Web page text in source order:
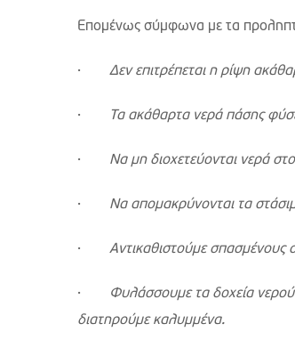
Επομένως σύμφωνα με τα
· Δεν επιτρέπεται η ρίψη
· Τα ακάθαρτα νερά πάσης
· Να μη διοχετεύονται νερά
· Να απομακρύνονται τα
· Αντικαθιστούμε
·
Φυλάσσουμε τα δοχεία
διατηρούμε καλυμμένα.